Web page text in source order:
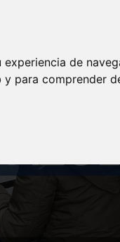
de
para comprender